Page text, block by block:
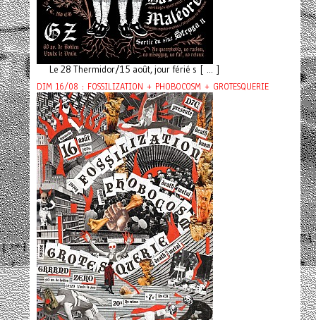
Le 28 Thermidor/15 août, jour férié s [ ... ]
DIM 16/08 : FOSSILIZATION + PHOBOCOSM + GROTESQUERIE